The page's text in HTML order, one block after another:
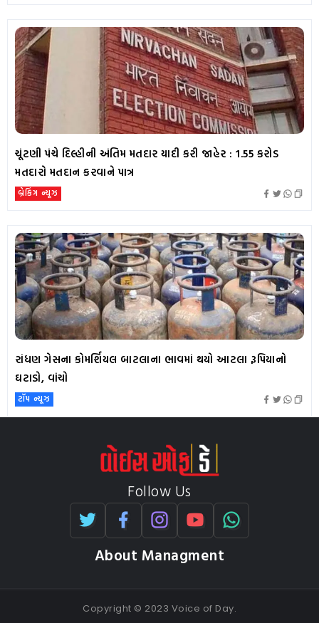
ચૂંટણી પંચે દિલ્હીની અંતિમ મતદાર યાદી કરી જાહેર : 1.55 કરોડ
મતદારો મતદાન કરવાને પાત્ર
બ્રેકિંગ ન્યૂઝ
રાંધણ ગેસના કોમર્શિયલ બાટલાના ભાવમાં થયો આટલા રૂપિયાનો
ઘટાડો, વાંચો
ટૉપ ન્યૂઝ
Follow Us
About Managment
Copyright © 2023 Voice of Day.